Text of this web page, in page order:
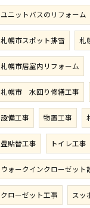
ユニットバスのリフォーム
札幌市スポット排雪 札
札幌市居室内リフォーム
札幌市 水回り修繕工事
設備工事 物置工事
畳貼替工事 トイレ工事
ウォークインクローゼット
クローゼット工事 スッ